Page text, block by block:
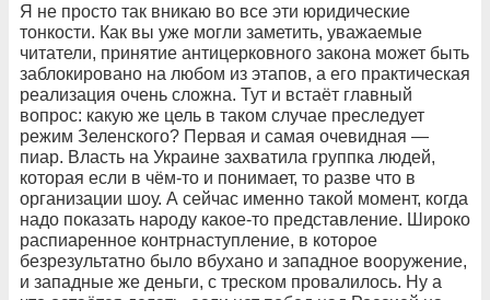
Я не просто так вникаю во все эти юридические
тонкости. Как вы уже могли заметить, уважаемые
читатели, принятие антицерковного закона может быть
заблокировано на любом из этапов, а его практическая
реализация очень сложна. Тут и встаёт главный
вопрос: какую же цель в таком случае преследует
режим Зеленского? Первая и самая очевидная —
пиар. Власть на Украине захватила группка людей,
которая если в чём-то и понимает, то разве что в
организации шоу. А сейчас именно такой момент, когда
надо показать народу какое-то представление. Широко
распиаренное контрнаступление, в которое
безрезультатно было вбухано и западное вооружение,
и западные же деньги, с треском провалилось. Ну а